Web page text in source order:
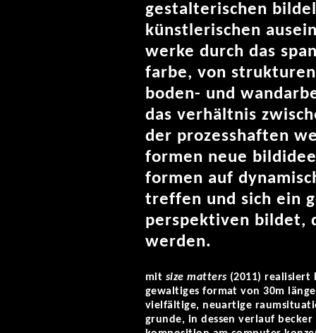
gestalterischen
künstlerischen
werke durch das
farbe, von
boden- und
das verhältnis
der prozesshaften
formen neue
formen auf
treffen und sich ein
perspektiven bildet,
werden.
mit size matters(2011) realisiert
gewaltiges format von 30m
vielfältige, neuartige
grunde, in dessen verlauf